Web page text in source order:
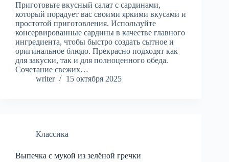
Приготовьте вкусный салат с сардинами,
который порадует вас своими яркими вкусами и
простотой приготовления. Используйте
консервированные сардины в качестве главного
ингредиента, чтобы быстро создать сытное и
оригинальное блюдо. Прекрасно подходят как
для закуски, так и для полноценного обеда.
Сочетание свежих…
writer
15 октября 2025
Классика
Выпечка с мукой из зелёной гречки